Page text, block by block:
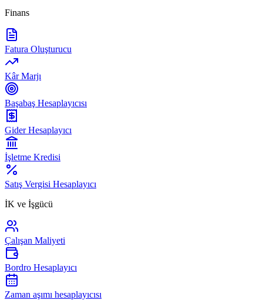
Finans
Fatura Oluşturucu
Kâr Marjı
Başabaş Hesaplayıcısı
Gider Hesaplayıcı
İşletme Kredisi
Satış Vergisi Hesaplayıcı
İK ve İşgücü
Çalışan Maliyeti
Bordro Hesaplayıcı
Zaman aşımı hesaplayıcısı